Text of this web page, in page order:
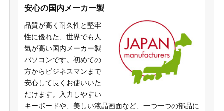
安心の国内メーカー製
品質が高く耐久性と堅牢
性に優れた、世界でも人
気が高い国内メーカー製
パソコンです。初めての
方からビジネスマンまで
安心して長くお使いいた
だけます。入力しやすい
キーボードや、美しい液晶画面など、一つ一つの部品に